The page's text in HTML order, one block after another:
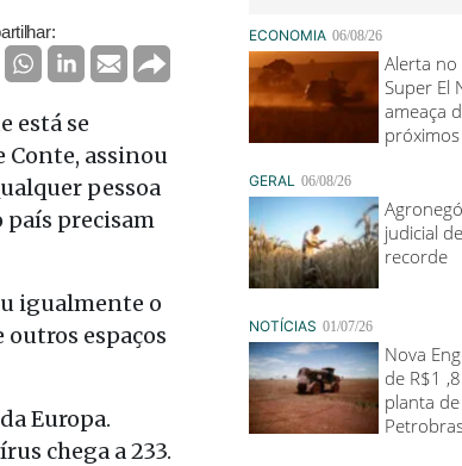
está se
assinou
pessoa
país precisam
igualmente o
espaços
Europa.
chega a 233.